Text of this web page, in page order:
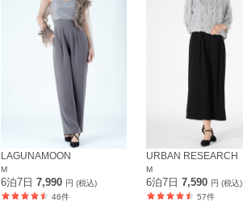
LAGUNAMOON
M
6泊7日 7,990 円 (税込)
46件
URBAN RESEARCH
M
6泊7日 7,590 円 (税込)
57件